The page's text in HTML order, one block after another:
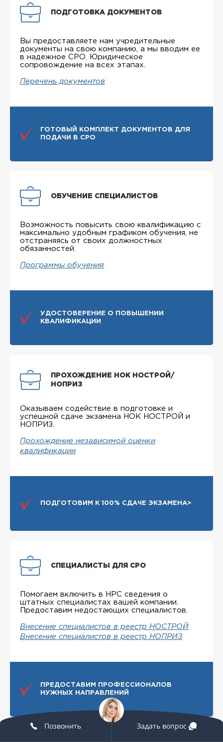
ПОДГОТОВКА ДОКУМЕНТОВ
Вы предоставляете нам учредительные
документы на свою компанию, а мы вводим ее
в надежное СРО. Юридическое
сопровождение на всех этапах.
Перечень документов
ГОТОВЫЙ КОМПЛЕКТ ДОКУМЕНТОВ ДЛЯ
ПОДАЧИ В СРО
ОБУЧЕНИЕ СПЕЦИАЛИСТОВ
Возможность повысить свою квалификацию с
максимально удобным графиком обучения, не
отстраняясь от своих должностных
обязанностей.
Программы обучения
УДОСТОВЕРЕНИЕ О ПОВЫШЕНИИ
КВАЛИФИКАЦИИ
ПРОХОЖДЕНИЕ НОК НОСТРОЙ/
НОПРИЗ
Оказываем содействие в подготовке и
успешной сдаче экзамена НОК НОСТРОЙ и
НОПРИЗ.
Прохождение независимой оценки
квалификации
ПОДГОТОВИМ К 100% СДАЧЕ ЭКЗАМЕНА>
СПЕЦИАЛИСТЫ ДЛЯ СРО
Помогаем включить в НРС сведения о
штатных специалистах вашей компании.
Предоставим недостающих специалистов.
Внесение специалистов в реестр НОСТРОЙ
Внесение специалистов в реестр НОПРИЗ
ПРЕДОСТАВИМ ПРОФЕССИОНАЛОВ
НУЖНЫХ НАПРАВЛЕНИЙ
Позвонить Задать вопрос